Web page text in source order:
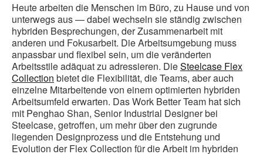
Heute arbeiten die Menschen im Büro, zu Hause und von
unterwegs aus — dabei wechseln sie ständig zwischen
hybriden Besprechungen, der Zusammenarbeit mit
anderen und Fokusarbeit. Die Arbeitsumgebung muss
anpassbar und flexibel sein, um die veränderten
Arbeitsstile adäquat zu adressieren. DieSteelcase Flex
Collection bietet die Flexibilität, die Teams, aber auch
einzelne Mitarbeitende von einem optimierten hybriden
Arbeitsumfeld erwarten. Das Work Better Team hat sich
mit Penghao Shan, Senior Industrial Designer bei
Steelcase, getroffen, um mehr über den zugrunde
liegenden Designprozess und die Entstehung und
Evolution der Flex Collection für die Arbeit im hybriden